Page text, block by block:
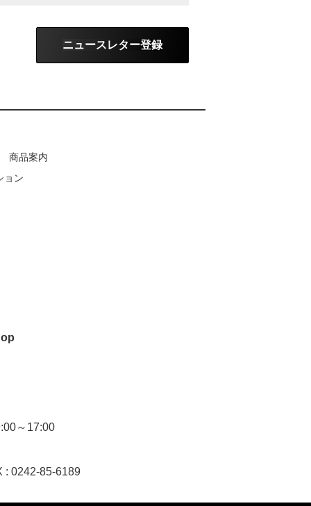
ニュースレター登録
商品案内
ョン
～17:00
: 0242-85-6189